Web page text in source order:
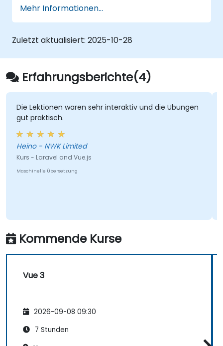
anspruchsvollen Benutzeroberfläche
mithilfe von Vue.js und Vuetify.js zu
erstellen.
Mehr Informationen...
Zuletzt aktualisiert: 2025-10-28
Erfahrungsberichte(4)
Die Lektionen waren sehr interaktiv und die Übungen
gut praktisch.
Heino - NWK Limited
Kurs - Laravel and Vue.js
Maschinelle Übersetzung
Kommende Kurse
Vue 3
2026-09-08 09:30
7 Stunden